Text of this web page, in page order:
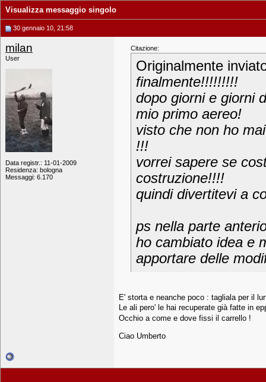
Visualizza messaggio singolo
30 gennaio 10, 21:58
milan
User
Data registr.: 11-01-2009
Residenza: bologna
Messaggi: 6.170
Citazione:
Originalmente
finalmente!!!!!!!!!
dopo giorni e giorni
mio primo aereo!
visto che non ho
!!!
vorrei sapere se
costruzione!!!!
quindi divertitevi a
ps nella parte
ho cambiato idea e
apportare delle
E' storta e neanche poco : tagliala per il
Le ali pero' le hai recuperate già fatte in
Occhio a come e dove fissi il carrello !
Ciao Umberto